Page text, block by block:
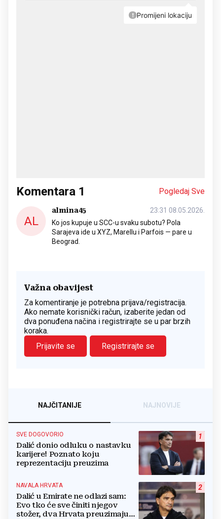
Komentara 1 Pogledaj Sve
AL
almina45
23:31 08.05.2026.
Ko jos kupuje u SCC-u svaku subotu? Pola
Sarajeva ide u XYZ, Marellu i Parfois — pare u
Beograd.
Važna obavijest
Za komentiranje je potrebna prijava/registracija.
Ako nemate korisnički račun, izaberite jedan od
dva ponuđena načina i registrirajte se u par brzih
koraka.
Prijavite se
Registrirajte se
NAJČITANIJE NAJNOVIJE
1
SVE DOGOVORIO
Dalić donio odluku o nastavku
karijere! Poznato koju
reprezentaciju preuzima
2
NAVALA HRVATA
Dalić u Emirate ne odlazi sam:
Evo tko će sve činiti njegov
stožer, dva Hrvata preuzimaju